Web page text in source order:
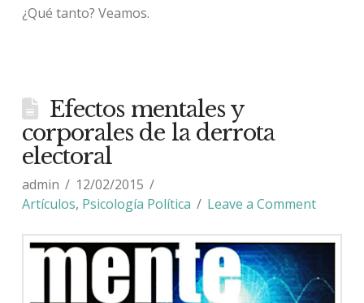
¿Qué tanto? Veamos.
Efectos mentales y
corporales de la derrota
electoral
admin
12/02/2015
Artículos, Psicología Política Leave a Comment